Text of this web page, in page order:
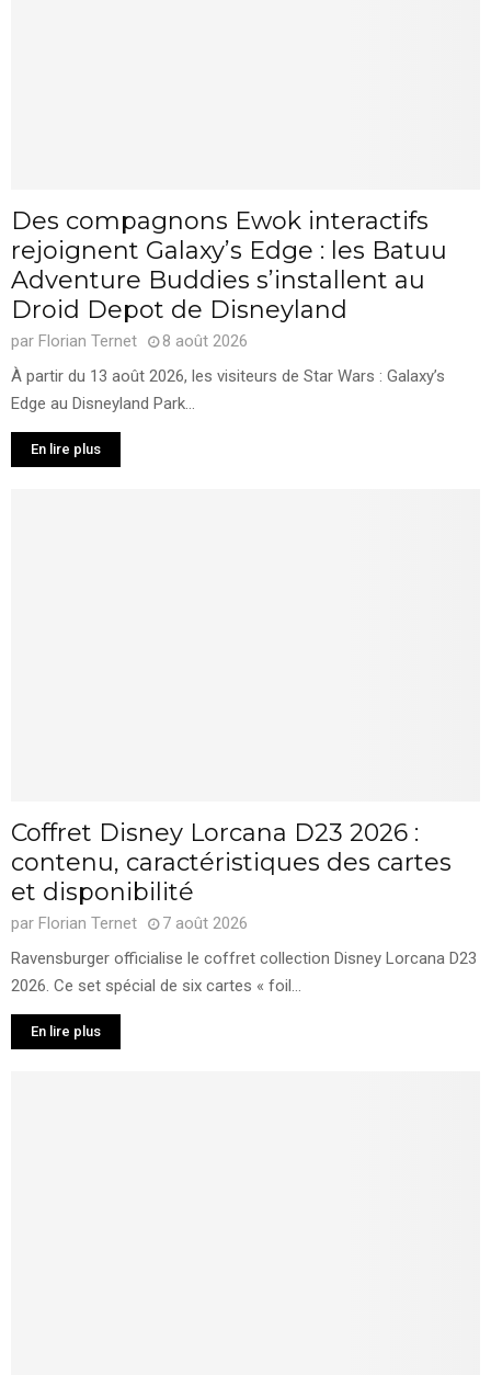
Des compagnons Ewok interactifs
rejoignent Galaxy’s Edge : les Batuu
Adventure Buddies s’installent au
Droid Depot de Disneyland
par Florian Ternet
8 août 2026
À partir du 13 août 2026, les visiteurs de Star Wars : Galaxy’s
Edge au Disneyland Park...
En lire plus
Coffret Disney Lorcana D23 2026 :
contenu, caractéristiques des cartes
et disponibilité
par Florian Ternet
7 août 2026
Ravensburger officialise le coffret collection Disney Lorcana D23
2026. Ce set spécial de six cartes « foil...
En lire plus